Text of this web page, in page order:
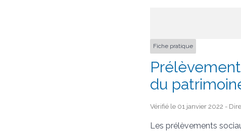
Fiche pratique
du
Vérifié le 01 janvier 2022 -
Les prélèvements